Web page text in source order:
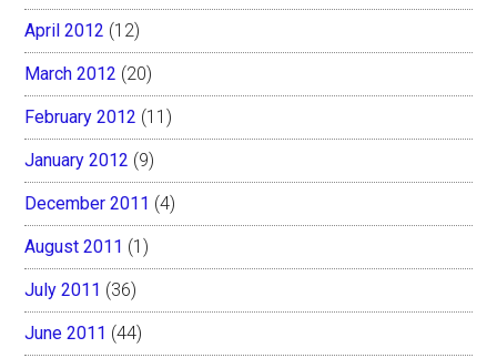
April 2012 (12)
March 2012 (20)
February 2012 (11)
January 2012 (9)
December 2011 (4)
August 2011 (1)
July 2011 (36)
June 2011 (44)